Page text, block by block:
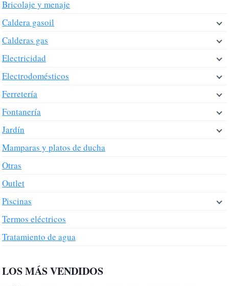
Bricolaje y menaje
Caldera gasoil
Calderas gas
Electricidad
Electrodomésticos
Ferretería
Fontanería
Jardín
Mamparas y platos de ducha
Otras
Outlet
Piscinas
Termos eléctricos
Tratamiento de agua
LOS MÁS VENDIDOS